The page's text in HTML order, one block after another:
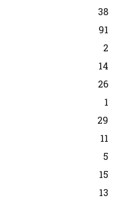
38
91
2
14
26
1
29
11
5
15
13